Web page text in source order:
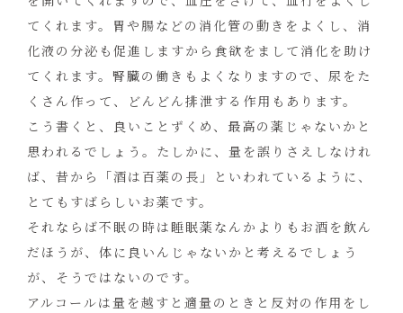
てくれます。胃や腸などの消化管の動きをよくし、消
化液の分泌も促進しますから食欲をまして消化を助け
てくれます。腎臓の働きもよくなりますので、尿をた
くさん作って、どんどん排泄する作用もあります。
こう書くと、良いことずくめ、最高の薬じゃないかと
思われるでしょう。たしかに、量を誤りさえしなけれ
ば、昔から「酒は百薬の長」といわれているように、
とてもすばらしいお薬です。
それならば不眠の時は睡眠薬なんかよりもお酒を飲ん
だほうが、体に良いんじゃないかと考えるでしょう
が、そうではないのです。
アルコールは量を越すと適量のときと反対の作用をし